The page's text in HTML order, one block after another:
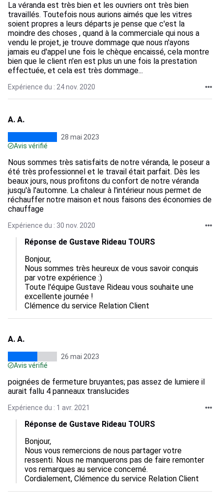
La véranda est très bien et les ouvriers ont très bien
travaillés. Toutefois nous aurions aimés que les vitres
soient propres a leurs départs je pense que c'est la
moindre des choses , quand à la commerciale qui nous a
vendu le projet, je trouve dommage que nous n'ayons
jamais eu d'appel une fois le chèque encaissé, cela montre
bien que le client n'en est plus un une fois la prestation
effectuée, et cela est très dommage...
Expérience du : 24 nov. 2020
A. A.
28 mai 2023
Avis vérifié
Nous sommes très satisfaits de notre véranda, le poseur a
été très professionnel et le travail était parfait. Dès les
beaux jours, nous profitons du confort de notre véranda
jusqu'à l'automne. La chaleur à l'intérieur nous permet de
réchauffer notre maison et nous faisons des économies de
chauffage
Expérience du : 30 nov. 2020
Réponse de Gustave Rideau TOURS
Bonjour,
Nous sommes très heureux de vous savoir conquis
par votre expérience :)
Toute l'équipe Gustave Rideau vous souhaite une
excellente journée !
Clémence du service Relation Client
A. A.
26 mai 2023
Avis vérifié
poignées de fermeture bruyantes; pas assez de lumiere il
aurait fallu 4 panneaux translucides
Expérience du : 1 avr. 2021
Réponse de Gustave Rideau TOURS
Bonjour,
Nous vous remercions de nous partager votre
ressenti. Nous ne manquerons pas de faire remonter
vos remarques au service concerné.
Cordialement, Clémence du service Relation Client